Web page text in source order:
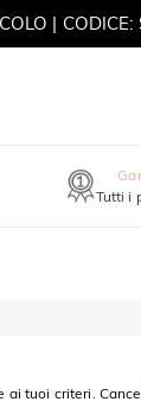
| CODICE:
Tutti i
ai tuoi criteri.